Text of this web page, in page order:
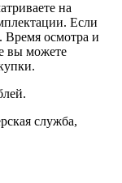
на
Если
Время осмотра и
вы можете
служба,